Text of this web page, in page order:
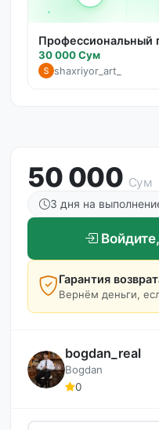
Профессиональный
30 000 Сум
shaxriyor_art_
50 000 Сум
3 дня на
Гарантия
Вернём деньги,
bogdan_real
Bogdan
0